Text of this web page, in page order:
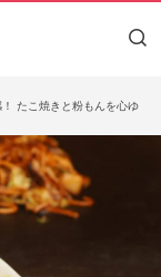
たこ焼きと粉もんを心ゆ